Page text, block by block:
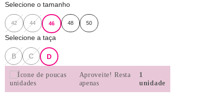
7 renda
8 pijama
9 sutiã renda
10 body
Selecione o tamanho
42 44 46 48 50
Selecione a taça
B C D
Aproveite!Resta
apenas
1
unidade